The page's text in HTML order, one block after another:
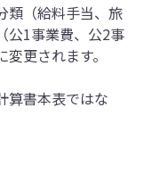
類（給料手当、旅
公1事業費、公2事
更されます。
算書本表ではな